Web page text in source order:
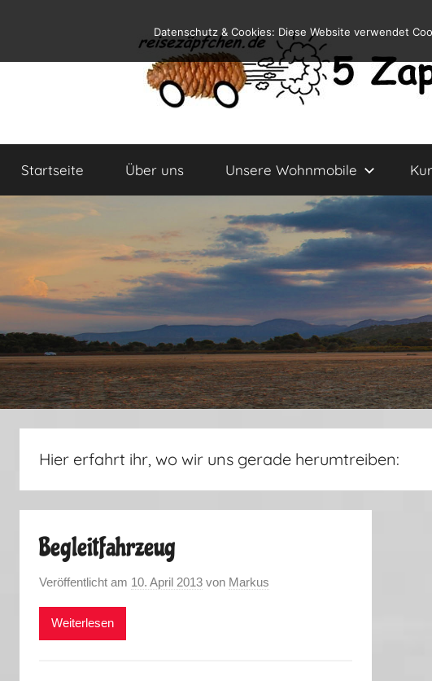
springen
Reiseblog
und
Leben
Startseite Über uns Unsere Wohnmobile
Hier erfahrt ihr, wo wir uns gerade herumtreiben:
Begleitfahrzeug
Veröffentlicht am 10. April 2013 von Markus
Weiterlesen
Datenschutz & Cookies: Diese Website verwendet